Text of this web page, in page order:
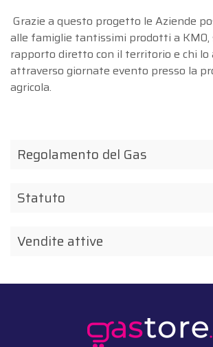
Grazie a questo progetto le Aziende
alle famiglie tantissimi prodotti a
rapporto diretto con il territorio e chi lo
attraverso giornate evento presso la
agricola.
Regolamento del Gas
Statuto
Vendite attive